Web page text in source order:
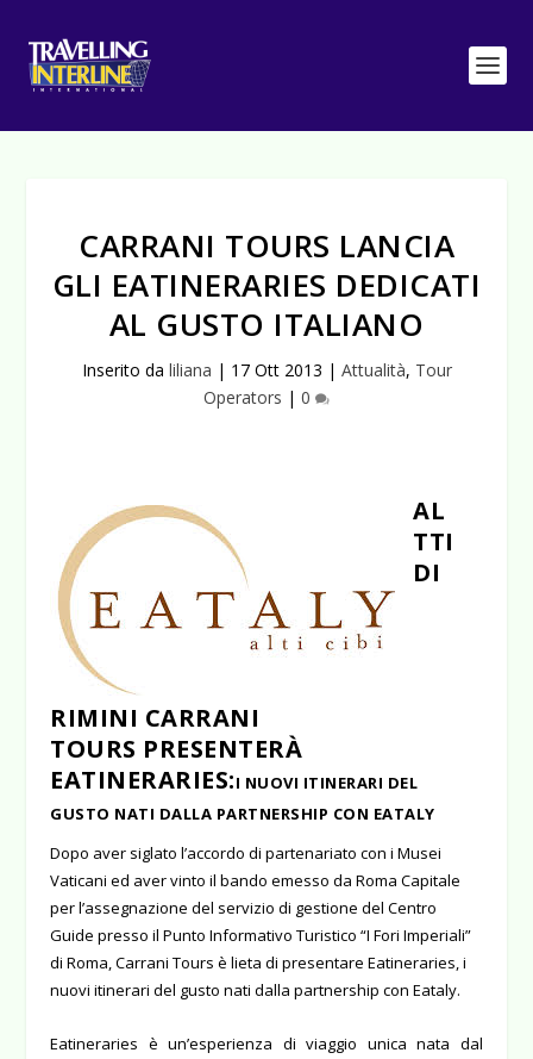
CARRANI TOURS LANCIA
GLI EATINERARIES DEDICATI
AL GUSTO ITALIANO
Inserito da liliana | 17 Ott 2013 | Attualità, Tour
Operators | 0
AL
TTI
DI
RIMINI CARRANI
TOURS PRESENTERÀ
EATINERARIES:I NUOVI ITINERARI DEL
GUSTO NATI DALLA PARTNERSHIP CON EATALY
Dopo aver siglato l’accordo di partenariato con i Musei
Vaticani ed aver vinto il bando emesso da Roma Capitale
per l’assegnazione del servizio di gestione del Centro
Guide presso il Punto Informativo Turistico “I Fori Imperiali”
di Roma,Carrani Tours è lieta di presentare Eatineraries, i
nuovi itinerari del gusto nati dalla partnership con Eataly.
Eatineraries è un’esperienza di viaggio unica nata dal